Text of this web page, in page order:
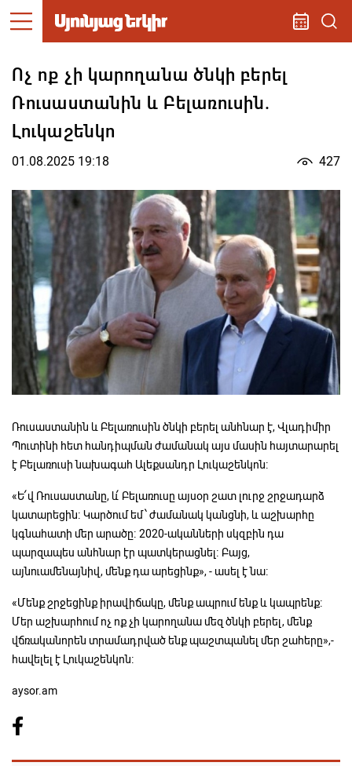
Ոչ ոք չի կարողանա ծնկի բերել
Ռուսաստանին և Բելառուսին.
Լուկաշենկո
01.08.2025 19:18 427
Ռուսաստանին և Բելառուսին ծնկի բերել անհնար է, Վլադիմիր
Պուտինի հետ հանդիպման ժամանակ այս մասին հայտարարել
է Բելառուսի նախագահ Ալեքսանդր Լուկաշենկոն։
«Ե՛վ Ռուսաստանը, և՛ Բելառուսը այսօր շատ լուրջ շրջադարձ
կատարեցին։ Կարծում եմ՝ ժամանակ կանցնի, և աշխարհը
կգնահատի մեր արածը։ 2020-ականների սկզբին դա
պարզապես անհնար էր պատկերացնել։ Բայց,
այնուամենայնիվ, մենք դա արեցինք», - ասել է նա։
«Մենք շրջեցինք իրավիճակը, մենք ապրում ենք և կապրենք։
Մեր աշխարհում ոչ ոք չի կարողանա մեզ ծնկի բերել, մենք
վճռականորեն տրամադրված ենք պաշտպանել մեր շահերը»,-
հավելել է Լուկաշենկոն։
aysor.am